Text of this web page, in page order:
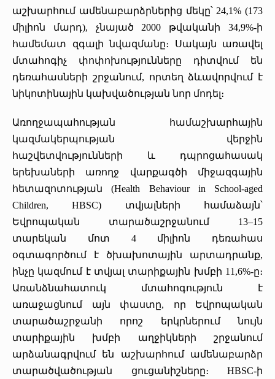
աշխարհում ամենաբարձրներից մեկը՝ 24,1% (173
միլիոն մարդ), չնայած 2000 թվականի 34,9%-ի
համեմատ զգալի նվազմանը։ Սակայն առավել
մտահոգիչ փոփոխությունները դիտվում են
դեռահասների շրջանում, որտեղ ձևավորվում է
նիկոտինային կախվածության նոր մոդել։
Առողջապահության համաշխարհային
կազմակերպության վերջին
հաշվետվությունների և դպրոցահասակ
երեխաների առողջ վարքագծի միջազգային
հետազոտության (Health Behaviour in School-aged
Children, HBSC) տվյալների համաձայն՝
Եվրոպական տարածաշրջանում 13–15
տարեկան մոտ 4 միլիոն դեռահաս
օգտագործում է ծխախոտային արտադրանք,
ինչը կազմում է տվյալ տարիքային խմբի 11,6%-ը։
Առանձնահատուկ մտահոգություն է
առաջացնում այն փաստը, որ Եվրոպական
տարածաշրջանի որոշ երկրներում նույն
տարիքային խմբի աղջիկների շրջանում
արձանագրվում են աշխարհում ամենաբարձր
տարածվածության ցուցանիշները։ HBSC-ի